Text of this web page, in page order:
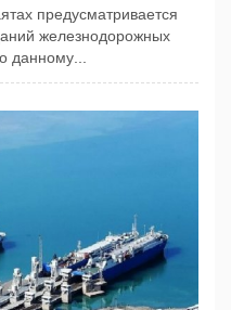
предусматривается
железнодорожных
данному...